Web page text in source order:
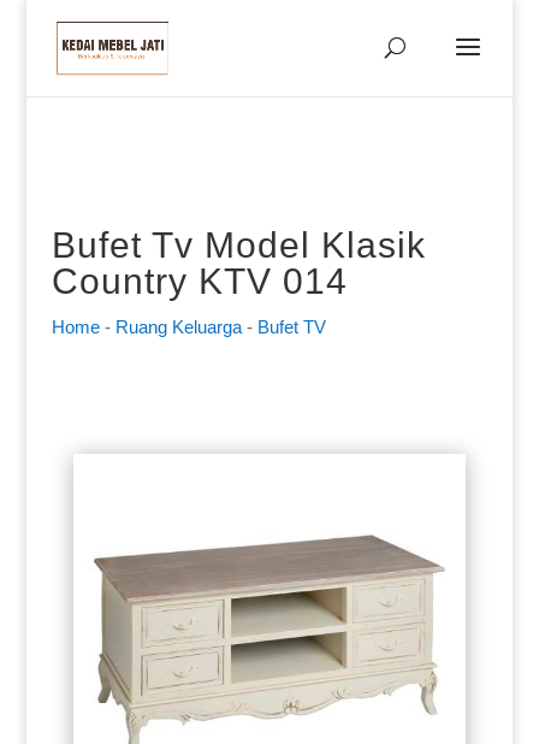
Bufet Tv Model Klasik
Country KTV 014
Home- Ruang Keluarga- Bufet TV